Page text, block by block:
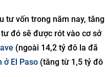
tư vốn trong năm nay, tăng
đó sẽ được rót vào cơ sở
(ngoài 14,2 tỷ đô la đã
​​ở El Paso (tăng từ 1,5 tỷ đô